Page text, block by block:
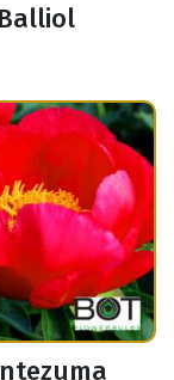
Balliol